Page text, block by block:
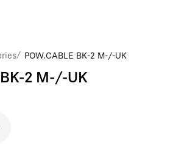
/ POW.CABLE BK-2 M-/-UK
2 M-/-UK